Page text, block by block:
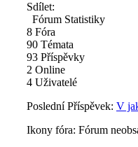
Sdílet:
Fórum Statistiky
8 Fóra
90 Témata
93 Příspěvky
2 Online
4 Uživatelé
Poslední Příspěvek: V
Ikony fóra: Fórum